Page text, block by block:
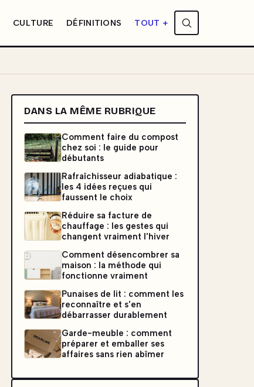
CULTURE DÉFINITIONS TOUT +
DANS LA MÊME RUBRIQUE
Comment faire du compost
chez soi : le guide pour
débutants
Rafraîchisseur adiabatique :
les 4 idées reçues qui
faussent le choix
Réduire sa facture de
chauffage : les gestes qui
changent vraiment l'hiver
Comment désencombrer sa
maison : la méthode qui
fonctionne vraiment
Punaises de lit : comment les
reconnaître et s'en
débarrasser durablement
Garde-meuble : comment
préparer et emballer ses
affaires sans rien abîmer